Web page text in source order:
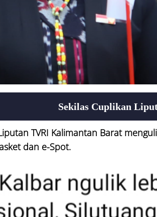
Sekilas Cuplikan
TVRI Kalimantan Barat
dan e-Spot.